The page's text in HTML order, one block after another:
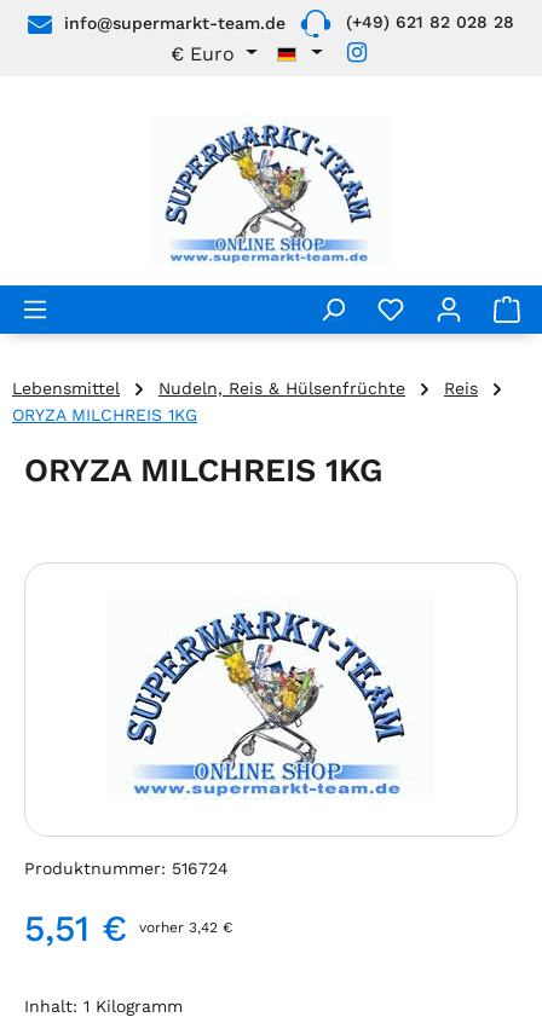
Zum Hauptinhalt springen
info@supermarkt-team.de (+49) 621 82 028 28
€ Euro
Lebensmittel Nudeln, Reis & Hülsenfrüchte
Reis
ORYZA MILCHREIS 1KG
ORYZA MILCHREIS 1KG
Bildergalerie überspringen
Produktnummer: 516724
Regulärer Preis:
5,51 € vorher 3,42 €
Inhalt: 1 Kilogramm